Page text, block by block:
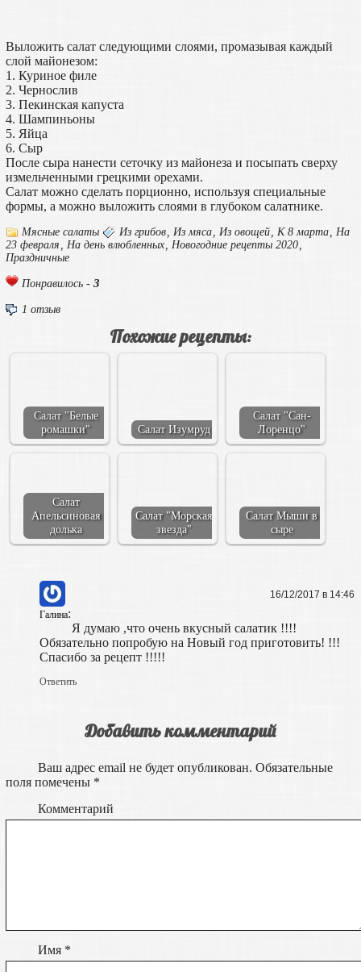
Выложить салат следующими слоями, промазывая каждый
слой майонезом:
1. Куриное филе
2. Чернослив
3. Пекинская капуста
4. Шампиньоны
5. Яйца
6. Сыр
После сыра нанести сеточку из майонеза и посыпать сверху
измельченными грецкими орехами.
Салат можно сделать порционно, используя специальные
формы, а можно выложить слоями в глубоком салатнике.
Мясные салаты Из грибов Из мяса Из овощей К 8 марта
На
23 февраля
На день влюбленных Новогодние рецепты 2020
Праздничные
Понравилось -3
1 отзыв
Похожие рецепты:
Салат "Белые
ромашки"
Салат Изумруд
Салат "Сан-
Лоренцо"
Салат
Апельсиновая
долька
Салат "Морская
звезда"
Салат Мыши в
сыре
Галина:
16/12/2017 в 14:46
Я думаю ,что очень вкусный салатик !!!!
Обязательно попробую на Новый год приготовить! !!!
Спасибо за рецепт !!!!!
Ответить
Добавить комментарий
Ваш адрес email не будет опубликован. Обязательные
поля помечены *
Комментарий
Имя *